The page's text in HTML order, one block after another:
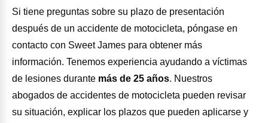
Si tiene preguntas sobre su plazo de presentación
después de un accidente de motocicleta, póngase en
contacto con Sweet James para obtener más
información. Tenemos experiencia ayudando a víctimas
de lesiones durante más de 25 años. Nuestros
abogados de accidentes de motocicleta pueden revisar
su situación, explicar los plazos que pueden aplicarse y